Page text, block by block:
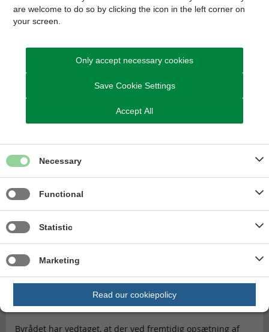
Flere borgere vælger foreningsfællesskabet:
Idrætten i Skanderborg vokser
Idrætsforeningerne i Skanderborg Kommune gik frem med
414 medlemmer i 2025.
Læs mere
Nye kriterier for VE-anlæg vedtaget
Byrådet har vedtaget, at der ved fremtidig opsætning af
are welcome to do so by clicking the icon in the left corner on
your screen.
Only accept necessary cookies
Save Cookie Settings
Accept All
Necessary
Functional
Statistic
Marketing
Read our cookiepolicy